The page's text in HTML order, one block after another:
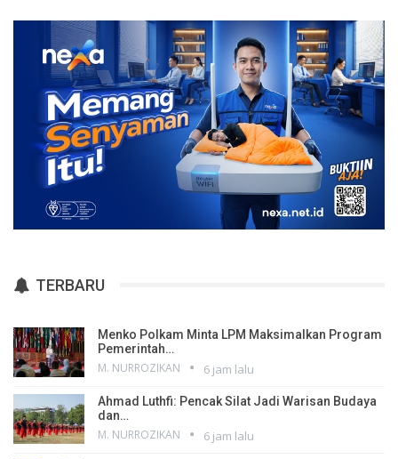
TERBARU
Menko Polkam Minta LPM Maksimalkan Program
Pemerintah…
M. NURROZIKAN 6 jam lalu
Ahmad Luthfi: Pencak Silat Jadi Warisan Budaya
dan…
M. NURROZIKAN 6 jam lalu